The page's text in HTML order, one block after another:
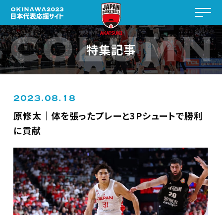
特集記事
2023.08.18
原修太｜体を張ったプレーと3Pシュートで勝利
に貢献